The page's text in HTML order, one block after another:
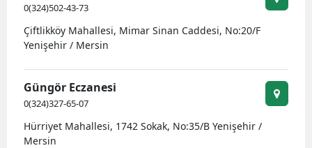
0(324)502-43-73
Çiftlikköy Mahallesi, Mimar Sinan Caddesi, No:20/F
Yenişehir / Mersin
Güngör Eczanesi
0(324)327-65-07
Hürriyet Mahallesi, 1742 Sokak, No:35/B Yenişehir /
Mersin